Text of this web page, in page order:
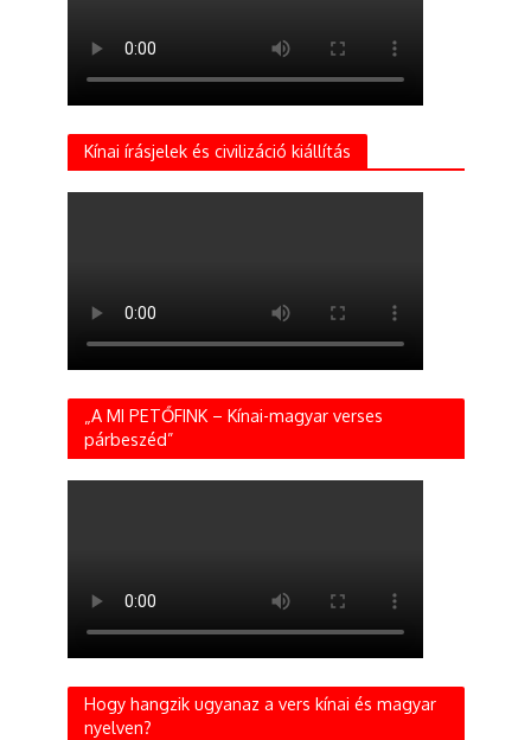
Kínai írásjelek és civilizáció kiállítás
„A MI PETŐFINK – Kínai-magyar verses
párbeszéd”
Hogy hangzik ugyanaz a vers kínai és magyar
nyelven?